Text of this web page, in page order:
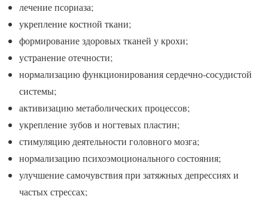
лечение псориаза;
укрепление костной ткани;
формирование здоровых тканей у крохи;
устранение отечности;
нормализацию функционирования сердечно-сосудистой
системы;
активизацию метаболических процессов;
укрепление зубов и ногтевых пластин;
стимуляцию деятельности головного мозга;
нормализацию психоэмоционального состояния;
улучшение самочувствия при затяжных депрессиях и
частых стрессах;